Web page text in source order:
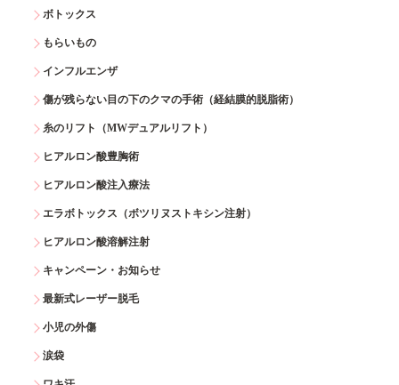
ボトックス
もらいもの
インフルエンザ
傷が残らない目の下のクマの手術（経結膜的脱脂術）
糸のリフト（MWデュアルリフト）
ヒアルロン酸豊胸術
ヒアルロン酸注入療法
エラボトックス（ボツリヌストキシン注射）
ヒアルロン酸溶解注射
キャンペーン・お知らせ
最新式レーザー脱毛
小児の外傷
涙袋